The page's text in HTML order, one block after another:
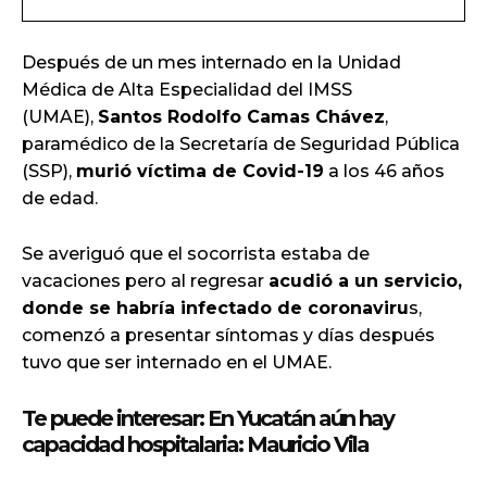
Después de un mes internado en la Unidad
Médica de Alta Especialidad del IMSS
(UMAE), Santos Rodolfo Camas Chávez,
paramédico de la Secretaría de Seguridad Pública
(SSP), murió víctima de Covid-19 a los 46 años
de edad.
Se averiguó que el socorrista estaba de
vacaciones pero al regresar acudió a un servicio,
donde se habría infectado de coronavirus,
comenzó a presentar síntomas y días después
tuvo que ser internado en el UMAE.
Te puede interesar: En Yucatán aún hay
capacidad hospitalaria: Mauricio Vila